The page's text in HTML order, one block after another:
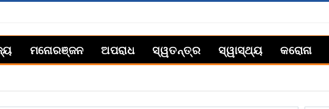
ମନୋରଞ୍ଜନ ଅପରାଧ ସ୍ୱତନ୍ତ୍ର ସ୍ୱାସ୍ଥ୍ୟ କରୋନା